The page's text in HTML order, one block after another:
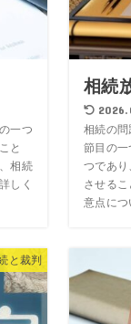
一つ
と
相続
しく
相続
相続の問
節目の一
つであり
させる
意点につ
と裁判